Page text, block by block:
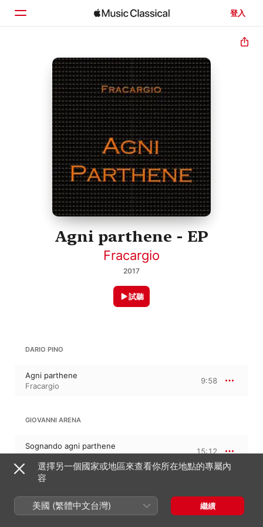
登入
首頁
瀏覽
搜尋
Agni parthene - EP
Fracargio
2017
試聽
DARIO PINO
Agni parthene
Fracargio
9:58
GIOVANNI ARENA
Sognando agni parthene
Fracargio
15:12
2017年1月15日
2 首曲目・25 分鐘
℗ 2016 DIAPHONIA RECORDS
選擇另一個國家或地區來查看你所在地點的專屬內
容
美國 (繁體中文台灣) 繼續